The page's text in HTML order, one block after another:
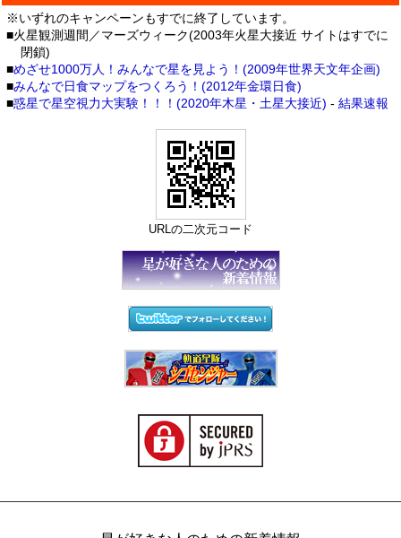
※いずれのキャンペーンもすでに終了しています。
■火星観測週間／マーズウィーク(2003年火星大接近 サイトはすでに
閉鎖)
■めざせ1000万人！みんなで星を見よう！(2009年世界天文年企画)
■みんなで日食マップをつくろう！(2012年金環日食)
■惑星で星空視力大実験！！！(2020年木星・土星大接近) - 結果速報
URLの二次元コード